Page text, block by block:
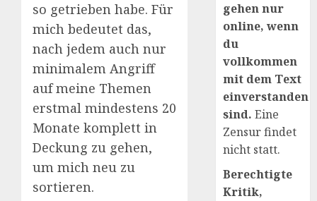
so getrieben habe. Für
mich bedeutet das,
nach jedem auch nur
minimalem Angriff
auf meine Themen
erstmal mindestens 20
Monate komplett in
Deckung zu gehen,
um mich neu zu
sortieren.
gehen nur
online, wenn
du
vollkommen
mit dem Text
einverstanden
sind. Eine
Zensur findet
nicht statt.
Berechtigte
Kritik,